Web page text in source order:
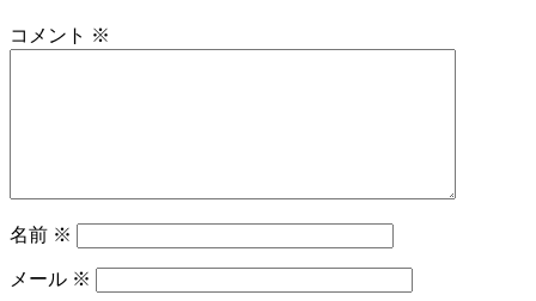
コメント ※
名前 ※
メール ※